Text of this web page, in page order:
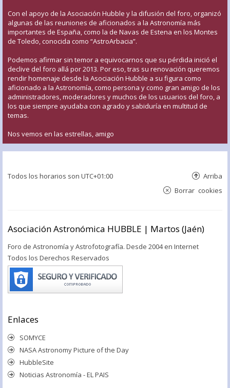
Con el apoyo de la Asociación Hubble y la difusión del foro, organizó
algunas de las reuniones de aficionados a la Astronomía más
importantes de España, como la de Navas de Estena en los Montes
de Toledo, conocida como “AstroArbacia”.
Podemos afirmar sin temor a equivocarnos que su pérdida inició el
declive del foro allá por 2013. Por eso, tras su renovación queremos
rendir homenaje desde la Asociación Hubble a su figura como
aficionado a la Astronomía, como persona y como gran amigo de los
administradores, moderadores y muchos de los usuarios del foro, a
los que siempre ayudaba con agrado y sabiduría en multitud de
temas.
Nos vemos en las estrellas, amigo
Todos los horarios son UTC+01:00 Arriba
Borrar cookies
Asociación Astronómica HUBBLE | Martos (Jaén)
Foro de Astronomía y Astrofotografía. Desde 2004 en Internet
Todos los Derechos Reservados
Enlaces
SOMYCE
NASA Astronomy Picture of the Day
HubbleSite
Noticias Astronomía - EL PAIS